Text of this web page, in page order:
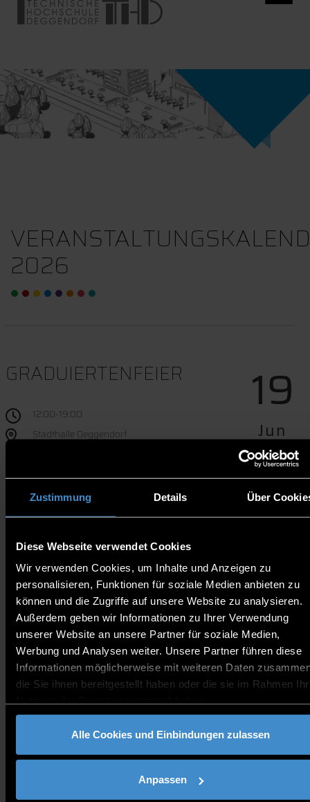
Zustimmung Details Über
Diese Webseite verwendet Cookies
Wir verwenden Cookies, um Inhalte und Anzeigen zu
personalisieren, Funktionen für soziale Medien anbieten zu
können und die Zugriffe auf unsere Website zu analysieren.
Außerdem geben wir Informationen zu Ihrer Verwendung
unserer Website an unsere Partner für soziale Medien,
Werbung und Analysen weiter. Unsere Partner führen diese
Informationen möglicherweise mit weiteren Daten
die Sie ihnen bereitgestellt haben oder die sie im Rahmen
Alle Cookies und Einbindungen zulassen
Anpassen
2026
GRADUIERTENFEIER
12:00-19:00
Stadthalle Deggendorf
Termindownload
Website
19
Jun
Am Freitag, 19.06.2026 findet die Graduiertenfeier der
Absolvia des Wintersemesters 2025/2026 in der
Stadthalle Deggendorf statt.
Die Einladungen werden im April 2026 verschickt.
Bei Fragen dürfen Sie sich gerne an alumni@th-deg.de
wenden.
Kontakt: